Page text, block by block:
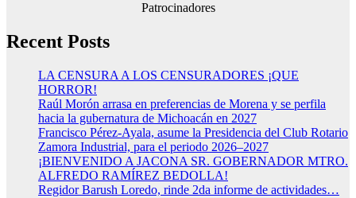
Patrocinadores
Recent Posts
LA CENSURA A LOS CENSURADORES ¡QUE
HORROR!
Raúl Morón arrasa en preferencias de Morena y se perfila
hacia la gubernatura de Michoacán en 2027
Francisco Pérez-Ayala, asume la Presidencia del Club Rotario
Zamora Industrial, para el periodo 2026–2027
¡BIENVENIDO A JACONA SR. GOBERNADOR MTRO.
ALFREDO RAMÍREZ BEDOLLA!
Regidor Barush Loredo, rinde 2da informe de actividades…